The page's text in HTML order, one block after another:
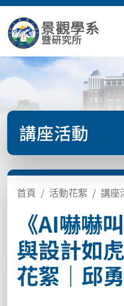
講座活動
首頁 活動花絮 講座
《AI嚇嚇
與設計如
花絮｜邱